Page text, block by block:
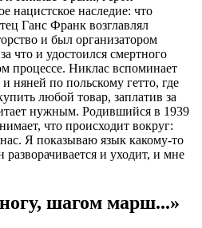
нацистское наследие: что
Ганс Франк возглавлял
и был организатором
что и удостоился смертного
процессе. Никлас вспоминает
няней по польскому гетто, где
любой товар, заплатив за
нужным. Родившийся в 1939
что происходит вокруг:
Я показываю язык какому-то
и уходит, и мне
шагом марш...»